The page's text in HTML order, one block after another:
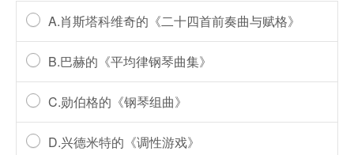
A.肖斯塔科维奇的《二十四首前奏曲与赋格》
B.巴赫的《平均律钢琴曲集》
C.勋伯格的《钢琴组曲》
D.兴德米特的《调性游戏》